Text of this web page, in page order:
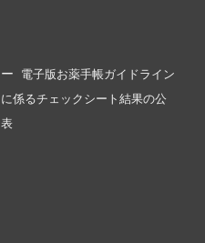
電子版お薬手帳ガイドライン
に係るチェックシート結果の公
表